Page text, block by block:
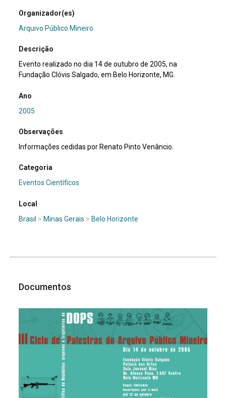
Organizador(es)
Arquivo Público Mineiro
Descrição
Evento realizado no dia 14 de outubro de 2005, na
Fundação Clóvis Salgado, em Belo Horizonte, MG.
Ano
2005
Observações
Informações cedidas por Renato Pinto Venâncio.
Categoria
Eventos Científicos
Local
Brasil > Minas Gerais > Belo Horizonte
Documentos